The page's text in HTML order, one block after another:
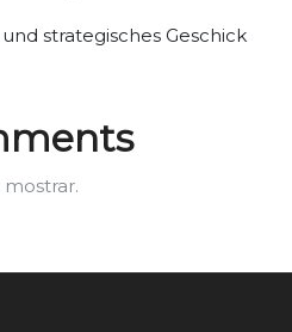
strategisches Geschick